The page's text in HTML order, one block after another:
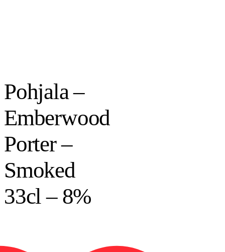
Pohjala –
Emberwood
Porter –
Smoked
33cl – 8%